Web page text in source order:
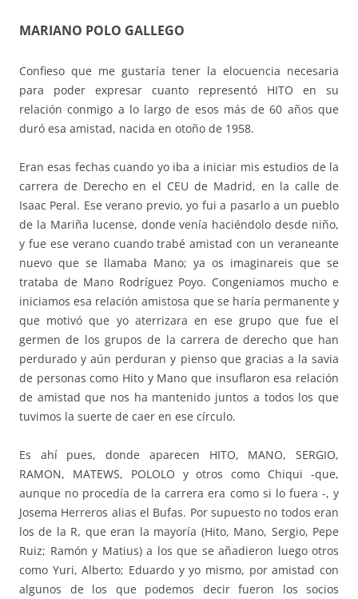
MARIANO POLO GALLEGO
Confieso que me gustaría tener la elocuencia necesaria
para poder expresar cuanto representó HITO en su
relación conmigo a lo largo de esos más de 60 años que
duró esa amistad, nacida en otoño de 1958.
Eran esas fechas cuando yo iba a iniciar mis estudios de la
carrera de Derecho en el CEU de Madrid, en la calle de
Isaac Peral. Ese verano previo, yo fui a pasarlo a un pueblo
de la Mariña lucense, donde venía haciéndolo desde niño,
y fue ese verano cuando trabé amistad con un veraneante
nuevo que se llamaba Mano; ya os imaginareis que se
trataba de Mano Rodríguez Poyo. Congeniamos mucho e
iniciamos esa relación amistosa que se haría permanente y
que motivó que yo aterrizara en ese grupo que fue el
germen de los grupos de la carrera de derecho que han
perdurado y aún perduran y pienso que gracias a la savia
de personas como Hito y Mano que insuflaron esa relación
de amistad que nos ha mantenido juntos a todos los que
tuvimos la suerte de caer en ese círculo.
Es ahí pues, donde aparecen HITO, MANO, SERGIO,
RAMON, MATEWS, POLOLO y otros como Chiqui -que,
aunque no procedía de la carrera era como si lo fuera -, y
Josema Herreros alias el Bufas. Por supuesto no todos eran
los de la R, que eran la mayoría (Hito, Mano, Sergio, Pepe
Ruiz; Ramón y Matius) a los que se añadieron luego otros
como Yuri, Alberto; Eduardo y yo mismo, por amistad con
algunos de los que podemos decir fueron los socios